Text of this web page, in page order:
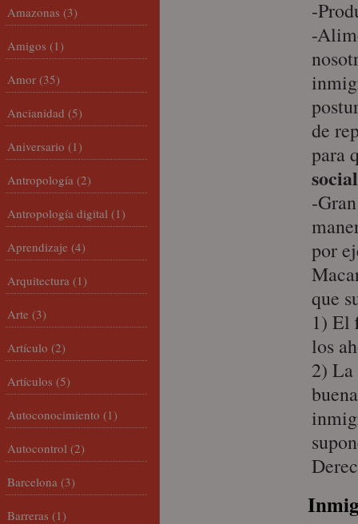
-
-
de
para
-
por
que
1) El
los
2)
Amazonas (3)
Amigos (1)
Amor (35)
Ancianidad (5)
Aniversario (1)
Antropología (2)
Antropología digital (1)
Aprendizaje (4)
Arquitectura (1)
Arte (3)
Artículo (2)
Artículos (5)
Autoconocimiento (1)
Autocontrol (2)
Barcelona (3)
Barreras (1)